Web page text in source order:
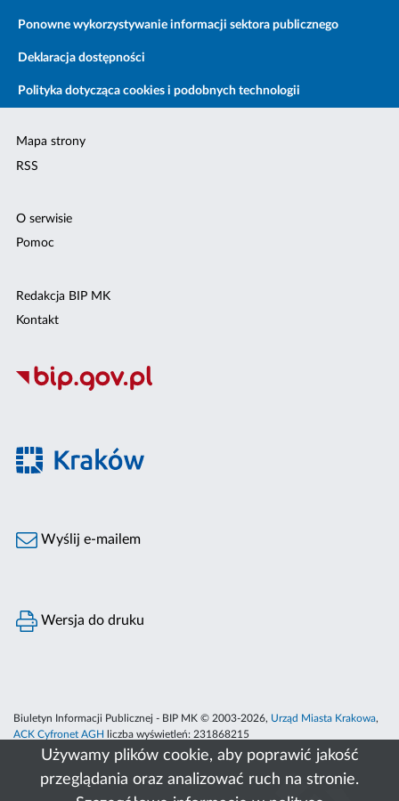
Używamy plików cookie, aby poprawić jakość
przeglądania oraz analizować ruch na stronie.
Ponowne wykorzystywanie informacji sektora publicznego
Deklaracja dostępności
Polityka dotycząca cookies i podobnych technologii
Mapa strony
RSS
O serwisie
Pomoc
Redakcja BIP MK
Kontakt
Wyślij e-mailem
Wersja do druku
Biuletyn Informacji Publicznej - BIP MK © 2003-2026, Urząd Miasta Krakowa,
ACK Cyfronet AGH
liczba wyświetleń: 231868215